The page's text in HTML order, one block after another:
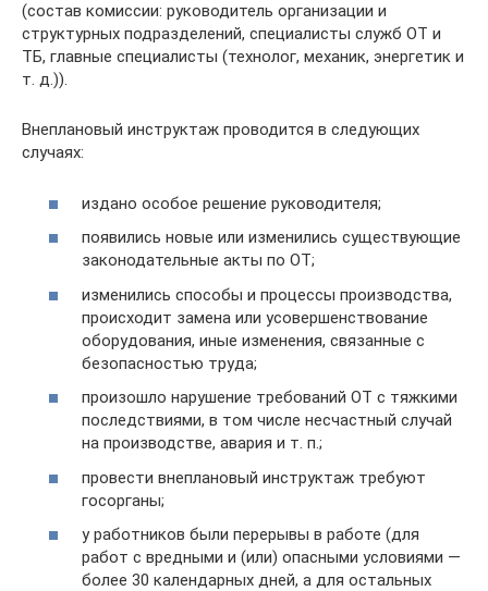
(состав комиссии: руководитель организации и
структурных подразделений, специалисты служб ОТ и
ТБ, главные специалисты (технолог, механик, энергетик и
т. д.)).
Внеплановый инструктаж проводится в следующих
случаях:
издано особое решение руководителя;
появились новые или изменились существующие
законодательные акты по ОТ;
изменились способы и процессы производства,
происходит замена или усовершенствование
оборудования, иные изменения, связанные с
безопасностью труда;
произошло нарушение требований ОТ с тяжкими
последствиями, в том числе несчастный случай
на производстве, авария и т. п.;
провести внеплановый инструктаж требуют
госорганы;
у работников были перерывы в работе (для
работ с вредными и (или) опасными условиями —
более 30 календарных дней, а для остальных